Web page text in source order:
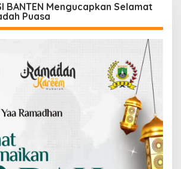
BANTEN Mengucapkan Selamat
Puasa